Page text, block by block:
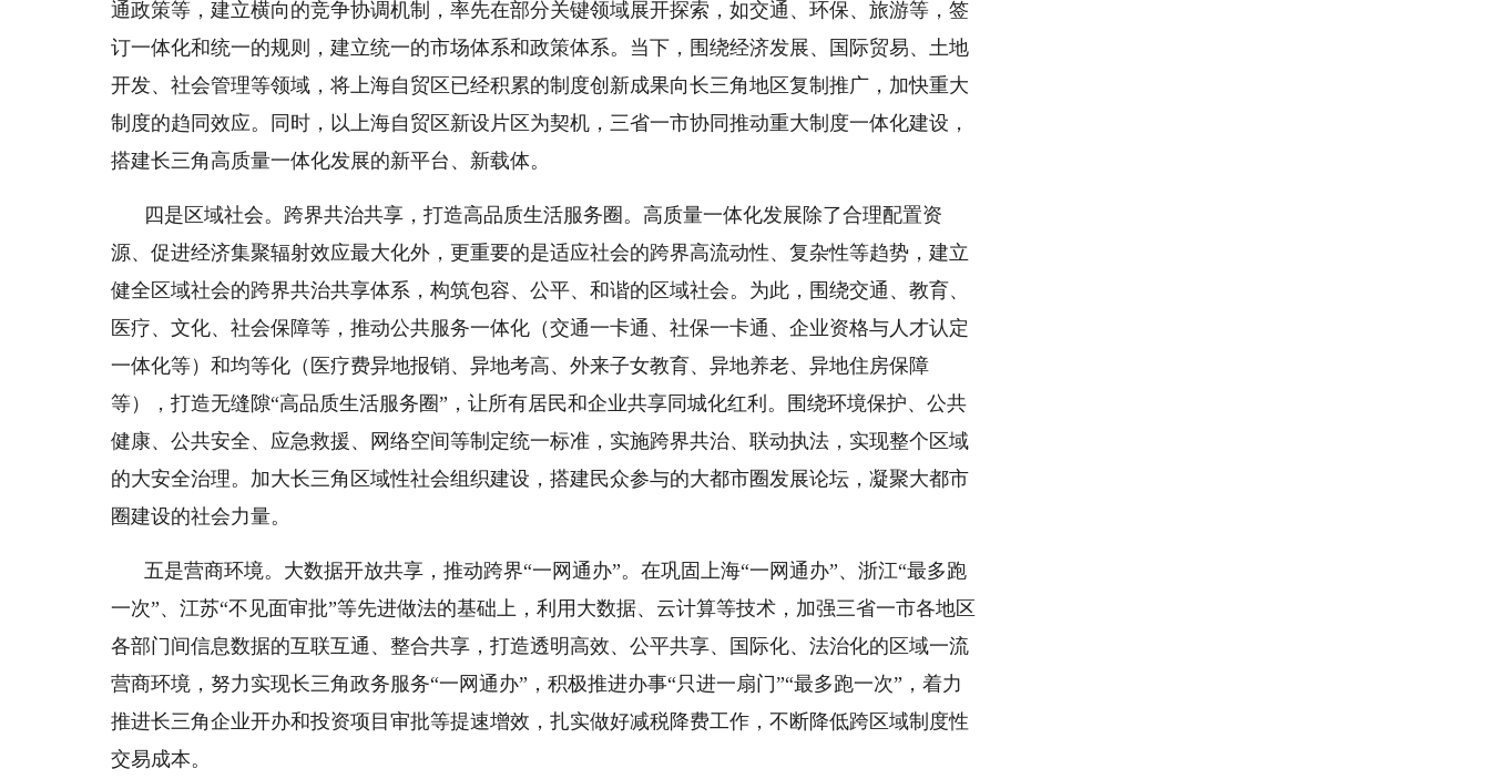
通政策等，建立横向的竞争协调机制，率先在部分关键领域展开探索，如交通、环保、旅游等，签
订一体化和统一的规则，建立统一的市场体系和政策体系。当下，围绕经济发展、国际贸易、土地
开发、社会管理等领域，将上海自贸区已经积累的制度创新成果向长三角地区复制推广，加快重大
制度的趋同效应。同时，以上海自贸区新设片区为契机，三省一市协同推动重大制度一体化建设，
搭建长三角高质量一体化发展的新平台、新载体。
四是区域社会。跨界共治共享，打造高品质生活服务圈。高质量一体化发展除了合理配置资
源、促进经济集聚辐射效应最大化外，更重要的是适应社会的跨界高流动性、复杂性等趋势，建立
健全区域社会的跨界共治共享体系，构筑包容、公平、和谐的区域社会。为此，围绕交通、教育、
医疗、文化、社会保障等，推动公共服务一体化（交通一卡通、社保一卡通、企业资格与人才认定
一体化等）和均等化（医疗费异地报销、异地考高、外来子女教育、异地养老、异地住房保障
等），打造无缝隙“高品质生活服务圈”，让所有居民和企业共享同城化红利。围绕环境保护、公共
健康、公共安全、应急救援、网络空间等制定统一标准，实施跨界共治、联动执法，实现整个区域
的大安全治理。加大长三角区域性社会组织建设，搭建民众参与的大都市圈发展论坛，凝聚大都市
圈建设的社会力量。
五是营商环境。大数据开放共享，推动跨界“一网通办”。在巩固上海“一网通办”、浙江“最多跑
一次”、江苏“不见面审批”等先进做法的基础上，利用大数据、云计算等技术，加强三省一市各地区
各部门间信息数据的互联互通、整合共享，打造透明高效、公平共享、国际化、法治化的区域一流
营商环境，努力实现长三角政务服务“一网通办”，积极推进办事“只进一扇门”“最多跑一次”，着力
推进长三角企业开办和投资项目审批等提速增效，扎实做好减税降费工作，不断降低跨区域制度性
交易成本。